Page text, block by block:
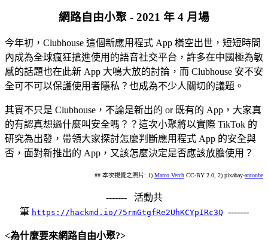
網路自由小聚 - 2021 年 4 月場
今年初，Clubhouse 這個新應用程式 App 橫空出世，短短時間
內成為全球瘋狂搶進使用的語音社交平台，許多在中國極為敏
感的話題也在此新 App 大鳴大放的討論，而 Clubhouse 安不安
全可不可以保護使用者隱私？也成為不少人關切的議題。
其實不只是 Clubhouse，不論是新出的 or 既有的 App，大家真
的有認真想過什麼叫安全嗎？？這次小聚將以實際 TikTok 的
研究為出發，帶領大家探討怎麼判斷應用程式 App 的安全與
否，面對新推出的 App，又該怎麼決定是否應該放膽使用？
## 本次視覺之照片: 1) Marco Verch CC-BY 2.0, 2) pixabay-antonbe
------- 活動共
筆 https://hackmd.io/75rmGtgfRe2UhKCYpIRc3Q -------
<為什麼要來網路自由小聚?>